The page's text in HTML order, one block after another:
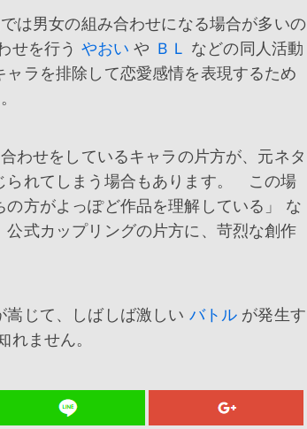
は男女の組み合わせになる場合が多いの
せを行う やおい や ＢＬ などの同人活動
ラを排除して恋愛感情を表現するため
わせをしているキャラの片方が、元ネタ
られてしまう場合もあります。 この場
方がよっぽど作品を理解している」 な
式カップリングの片方に、苛烈な創作
じて、しばしば激しい バトル が発生す
れません。